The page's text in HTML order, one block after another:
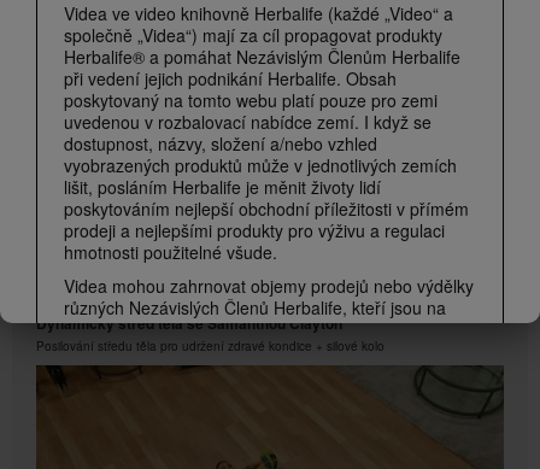
Videa ve video knihovně Herbalife (každé „Video“ a
společně „Videa“) mají za cíl propagovat produkty
Herbalife® a pomáhat Nezávislým Členům Herbalife
při vedení jejich podnikání Herbalife. Obsah
poskytovaný na tomto webu platí pouze pro zemi
uvedenou v rozbalovací nabídce zemí. I když se
dostupnost, názvy, složení a/nebo vzhled
vyobrazených produktů může v jednotlivých zemích
lišit, posláním Herbalife je měnit životy lidí
poskytováním nejlepší obchodní příležitosti v přímém
prodeji a nejlepšími produkty pro výživu a regulaci
hmotnosti použitelné všude.
Videa mohou zahrnovat objemy prodejů nebo výdělky
různých Nezávislých Členů Herbalife, kteří jsou na
různých úrovních v rámci marketingového plánu a
kteří sídlí v různých zemích. Tyto příjmy se vztahují
na zobrazené jednotlivce (nebo příklady) a nejsou
průměrné; ani nepředstavují záruku toho, co vyděláte.
podnikání, naleznete na Herbalife.com nebo
Co představuje společnost Herbalife?
6:36
Dynamický střed těla se Samanthou Clayton
Posilování středu těla pro udržení zdravé kondice + silové kolo